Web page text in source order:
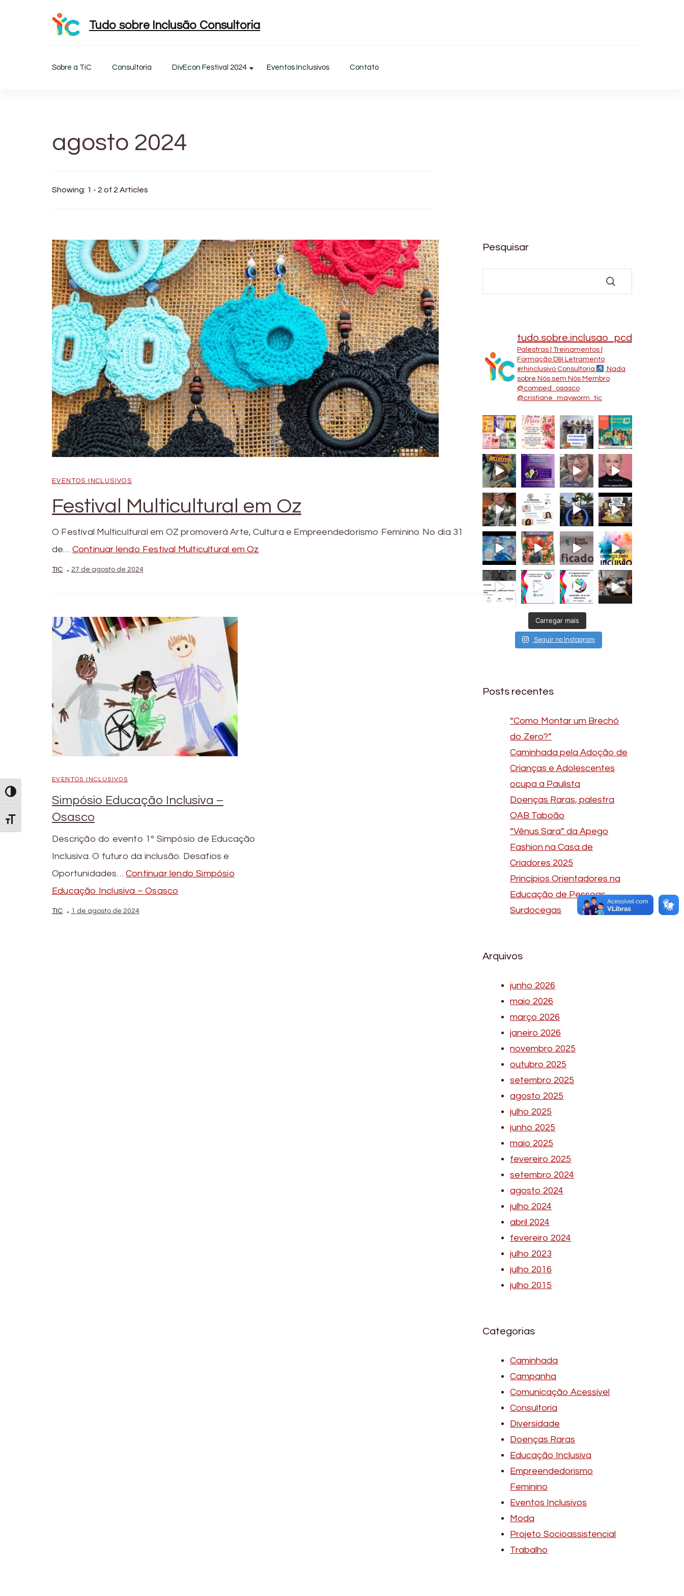
Alternar Alto Contraste
Alternar Tamanho da Fonte
Tudo sobre Inclusão Consultoria
Sobre a TiC Consultoria DivEcon Festival 2024 Eventos Inclusivos Contato
agosto 2024
Showing: 1 - 2 of 2 Articles
EVENTOS INCLUSIVOS
Festival Multicultural em Oz
O Festival Multicultural em OZ promoverá Arte, Cultura e Empreendedorismo Feminino No dia 31
de… Continuar lendo Festival Multicultural em Oz
TIC 27 de agosto de 2024
EVENTOS INCLUSIVOS
Simpósio Educação Inclusiva –
Osasco
Descrição do evento 1º Simpósio de Educação
Inclusiva. O futuro da inclusão. Desafios e
Oportunidades… Continuar lendo Simpósio
Educação Inclusiva – Osasco
TIC 1 de agosto de 2024
Pesquisar
tudo.sobre.inclusao_pcd
Palestras | Treinamentos |
Formação D&I Letramento
#rhinclusivo Consultoria
Nada
sobre Nós sem Nós Membro
@comped_osasco
@cristiane_mayworm_tic
Carregar mais
Seguir no Instagram
Posts recentes
“Como Montar um Brechó
do Zero?”
Caminhada pela Adoção de
Crianças e Adolescentes
ocupa a Paulista
Doenças Raras, palestra
OAB Taboão
“Vênus Sara” da Apego
Fashion na Casa de
Criadores 2025
Princípios Orientadores na
Educação de Pessoas
Surdocegas
Arquivos
junho 2026
maio 2026
março 2026
janeiro 2026
novembro 2025
outubro 2025
setembro 2025
agosto 2025
julho 2025
junho 2025
maio 2025
fevereiro 2025
setembro 2024
agosto 2024
julho 2024
abril 2024
fevereiro 2024
julho 2023
julho 2016
julho 2015
Categorias
Caminhada
Campanha
Comunicação Acessível
Consultoria
Diversidade
Doenças Raras
Educação Inclusiva
Empreendedorismo
Feminino
Eventos Inclusivos
Moda
Projeto Socioassistencial
Trabalho